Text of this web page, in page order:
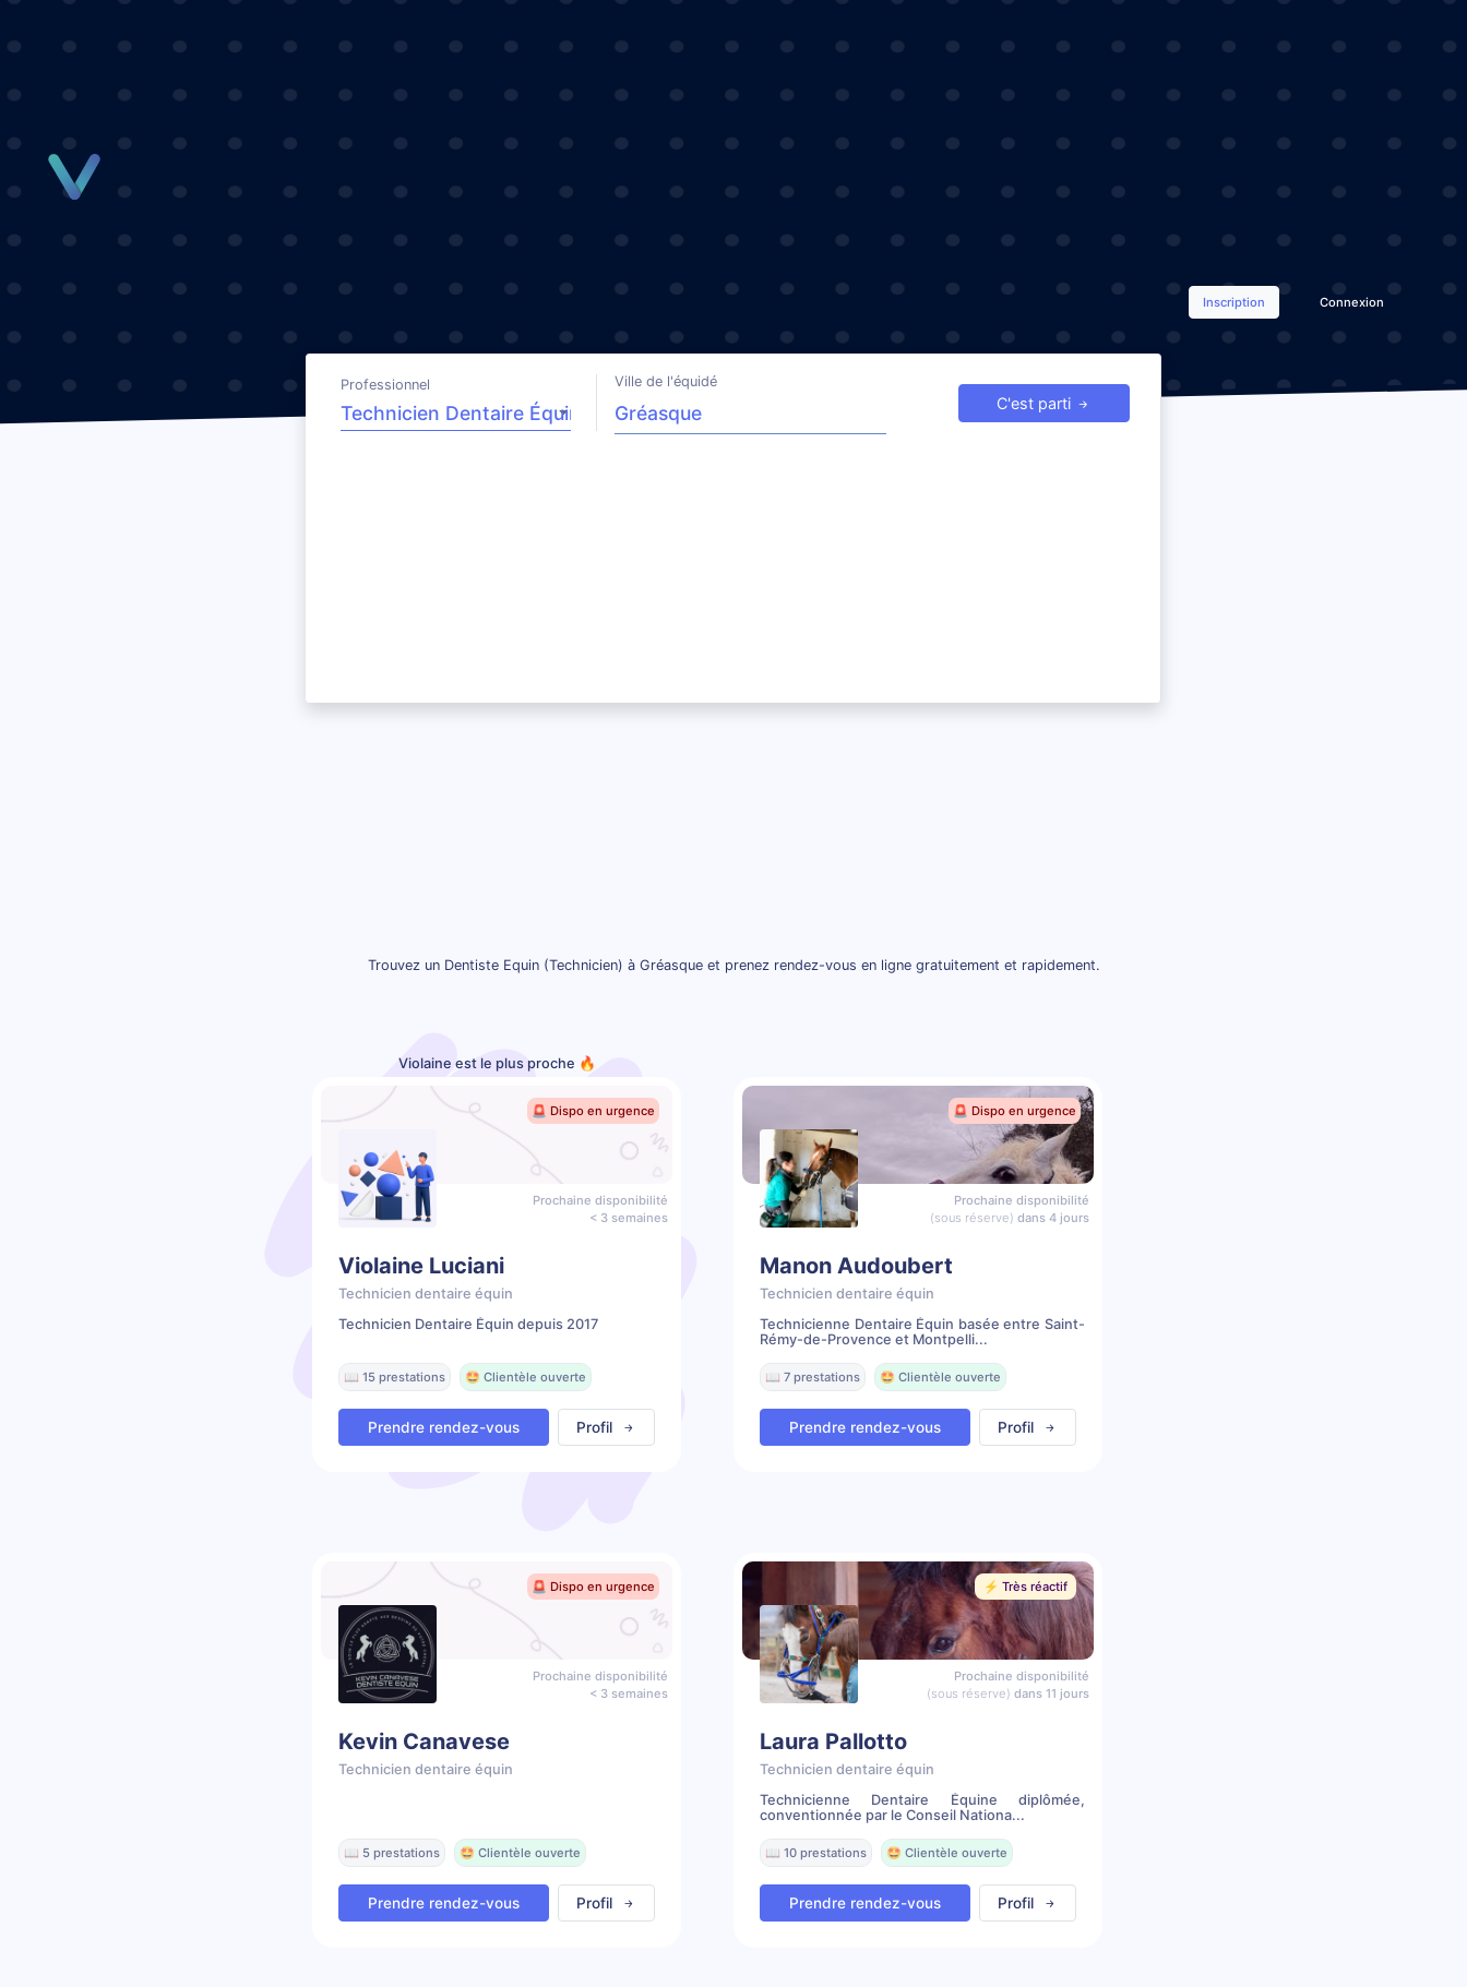
Inscription Connexion
Professionnel Ville de l'équidé
C'est parti
Trouvez un Dentiste Equin (Technicien) à Gréasque et prenez rendez-vous en ligne gratuitement et rapidement.
Violaine est le plus proche 🔥
🚨 Dispo en urgence
Prochaine disponibilité
< 3 semaines
Violaine Luciani
Technicien dentaire équin
Technicien Dentaire Équin depuis 2017
📖 15 prestations 🤩 Clientèle ouverte
Prendre rendez-vous Profil
🚨 Dispo en urgence
Prochaine disponibilité
(sous réserve) dans 4 jours
Manon Audoubert
Technicien dentaire équin
Technicienne Dentaire Équin basée entre Saint-
Rémy-de-Provence et Montpelli...
📖 7 prestations 🤩 Clientèle ouverte
Prendre rendez-vous Profil
🚨 Dispo en urgence
Prochaine disponibilité
< 3 semaines
Kevin Canavese
Technicien dentaire équin
📖 5 prestations 🤩 Clientèle ouverte
Prendre rendez-vous Profil
⚡️ Très réactif
Prochaine disponibilité
(sous réserve) dans 11 jours
Laura Pallotto
Technicien dentaire équin
Technicienne Dentaire Équine diplômée,
conventionnée par le Conseil Nationa...
📖 10 prestations 🤩 Clientèle ouverte
Prendre rendez-vous Profil